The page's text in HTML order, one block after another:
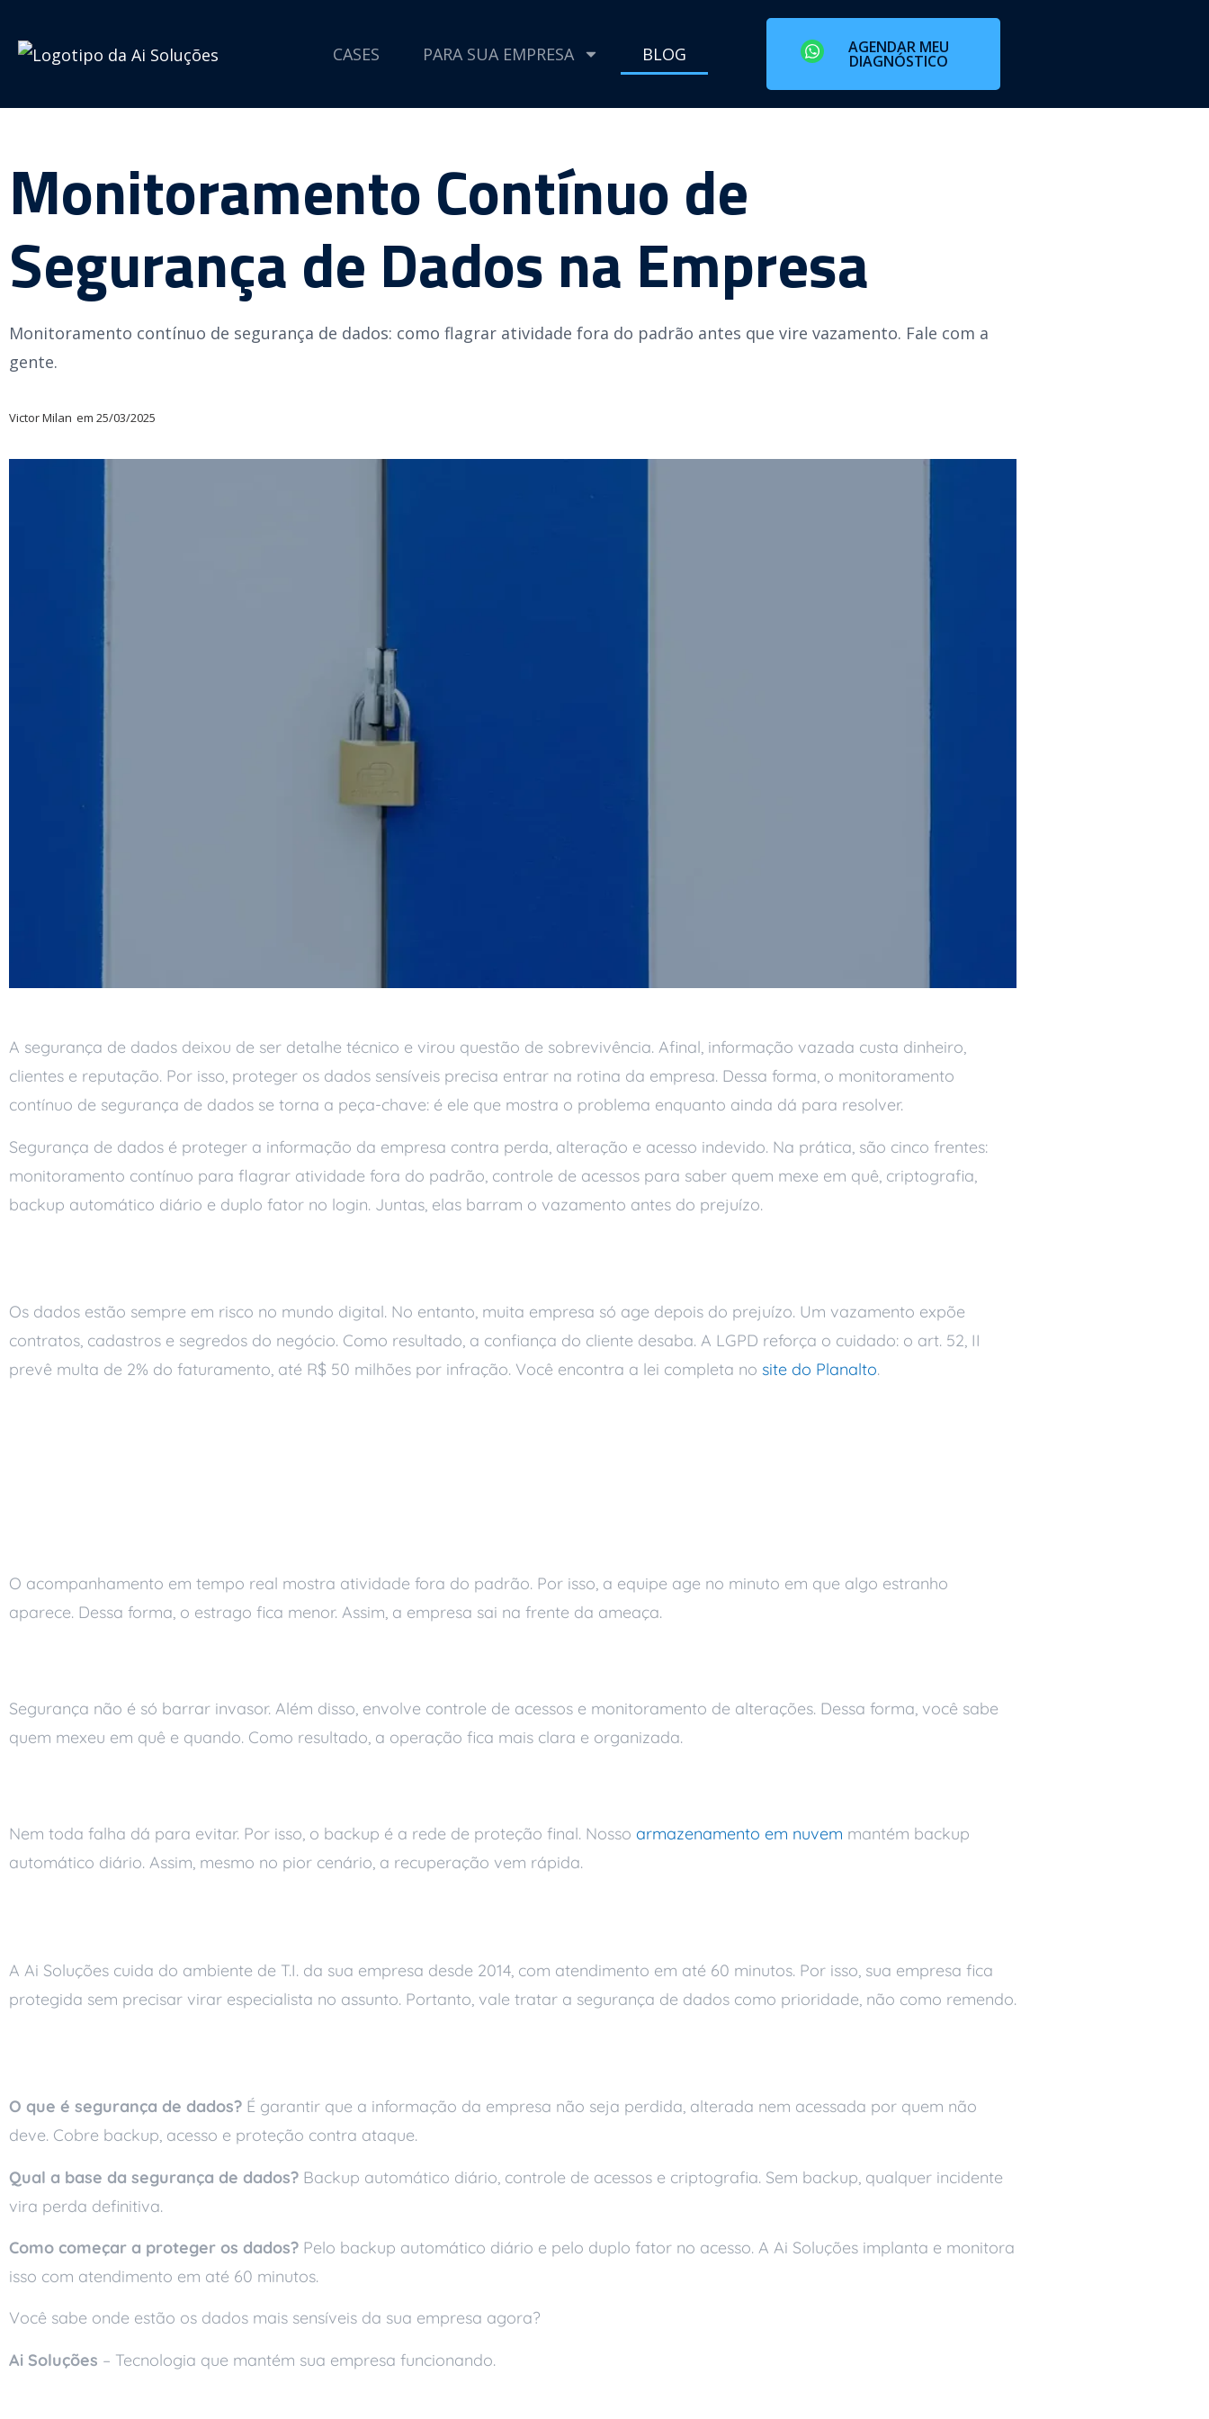
CASES PARA SUA EMPRESA BLOG AGENDAR MEU
DIAGNÓSTICO
Monitoramento Contínuo de
Segurança de Dados na Empresa
Monitoramento contínuo de segurança de dados: como flagrar atividade fora do padrão antes que vire vazamento. Fale com a
gente.
Victor Milan em 25/03/2025
A segurança de dados deixou de ser detalhe técnico e virou questão de sobrevivência. Afinal, informação vazada custa dinheiro,
clientes e reputação. Por isso, proteger os dados sensíveis precisa entrar na rotina da empresa. Dessa forma, o monitoramento
contínuo de segurança de dados se torna a peça-chave: é ele que mostra o problema enquanto ainda dá para resolver.
Segurança de dados é proteger a informação da empresa contra perda, alteração e acesso indevido. Na prática, são cinco frentes:
monitoramento contínuo para flagrar atividade fora do padrão, controle de acessos para saber quem mexe em quê, criptografia,
backup automático diário e duplo fator no login. Juntas, elas barram o vazamento antes do prejuízo.
Os dados estão sempre em risco no mundo digital. No entanto, muita empresa só age depois do prejuízo. Um vazamento expõe
contratos, cadastros e segredos do negócio. Como resultado, a confiança do cliente desaba. A LGPD reforça o cuidado: o art. 52, II
prevê multa de 2% do faturamento, até R$ 50 milhões por infração. Você encontra a lei completa no site do Planalto.
O acompanhamento em tempo real mostra atividade fora do padrão. Por isso, a equipe age no minuto em que algo estranho
aparece. Dessa forma, o estrago fica menor. Assim, a empresa sai na frente da ameaça.
Segurança não é só barrar invasor. Além disso, envolve controle de acessos e monitoramento de alterações. Dessa forma, você sabe
quem mexeu em quê e quando. Como resultado, a operação fica mais clara e organizada.
Nem toda falha dá para evitar. Por isso, o backup é a rede de proteção final. Nosso armazenamento em nuvem mantém backup
automático diário. Assim, mesmo no pior cenário, a recuperação vem rápida.
A Ai Soluções cuida do ambiente de T.I. da sua empresa desde 2014, com atendimento em até 60 minutos. Por isso, sua empresa fica
protegida sem precisar virar especialista no assunto. Portanto, vale tratar a segurança de dados como prioridade, não como remendo.
O que é segurança de dados? É garantir que a informação da empresa não seja perdida, alterada nem acessada por quem não
deve. Cobre backup, acesso e proteção contra ataque.
Qual a base da segurança de dados? Backup automático diário, controle de acessos e criptografia. Sem backup, qualquer incidente
vira perda definitiva.
Como começar a proteger os dados? Pelo backup automático diário e pelo duplo fator no acesso. A Ai Soluções implanta e monitora
isso com atendimento em até 60 minutos.
Você sabe onde estão os dados mais sensíveis da sua empresa agora?
Ai Soluções – Tecnologia que mantém sua empresa funcionando.